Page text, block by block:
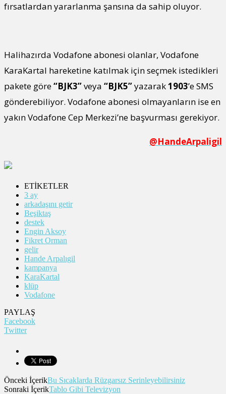
fırsatlardan yararlanma şansına da sahip oluyor.
Halihazırda Vodafone abonesi olanlar, Vodafone
KaraKartal hareketine katılmak için seçmek istedikleri
pakete göre“BJK3”veya “BJK5”yazarak1903’e SMS
gönderebiliyor. Vodafone abonesi olmayanların ise en
yakın Vodafone Cep Merkezi’ne başvurması gerekiyor.
@HandeArpaligil
ETİKETLER
3 ay
arkadaşını getir
Beşiktaş
destek
Engin Aksoy
Fikret Orman
gelir
Hande Arpalıgil
kampanya
KaraKartal
klüp
Vodafone
PAYLAŞ
Facebook
Twitter
Önceki İçerikBu Sıcaklarda Rüzgarsız Serinleyebilirsiniz
Sonraki İçerikTablo Gibi Televizyon